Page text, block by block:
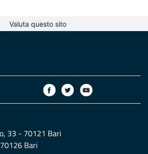
Valuta questo sito
33 - 70121 Bari
Bari